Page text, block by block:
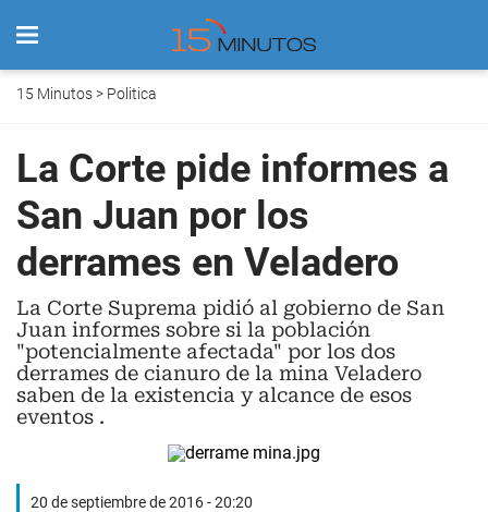
15 Minutos> Politica
La Corte pide informes a
San Juan por los
derrames en Veladero
La Corte Suprema pidió al gobierno de San
Juan informes sobre si la población
"potencialmente afectada" por los dos
derrames de cianuro de la mina Veladero
saben de la existencia y alcance de esos
eventos .
20 de septiembre de 2016 - 20:20